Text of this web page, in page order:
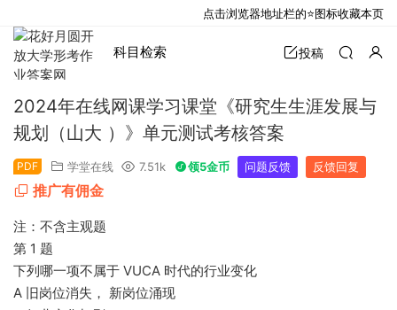
科目检索 投稿
2024年在线网课学习课堂《研究生生涯发展与
规划（山大 ）》单元测试考核答案
PDF 学堂在线 7.51k 领5金币 问题反馈 反馈回复
推广有佣金
注：不含主观题
第 1 题
下列哪一项不属于 VUCA 时代的行业变化
A 旧岗位消失， 新岗位涌现
点击浏览器地址栏的⭐图标收藏本页